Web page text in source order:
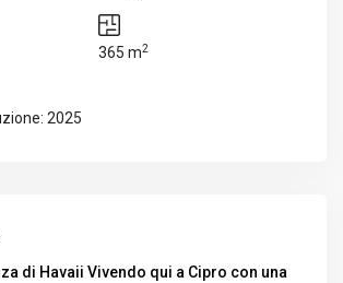
365 m2
2025
di Havaii Vivendo qui a Cipro con una